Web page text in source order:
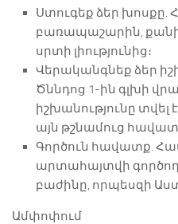
Ստուգեք ձեր խոսքը.
բառապաշարին, քանի
սրտի լիությունից։
Վերականգնեք ձեր
Ծննդոց 1-ին գլխի
իշխանությունը տվել
այն թշնամուց
Գործուն հավատք.
արտահայտվի
բաժինը, որպեսզի
Ամփոփում